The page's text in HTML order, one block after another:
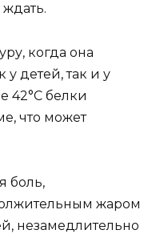
когда она
у детей, так и у
42°С белки
что может
боль,
жаром
незамедлительно